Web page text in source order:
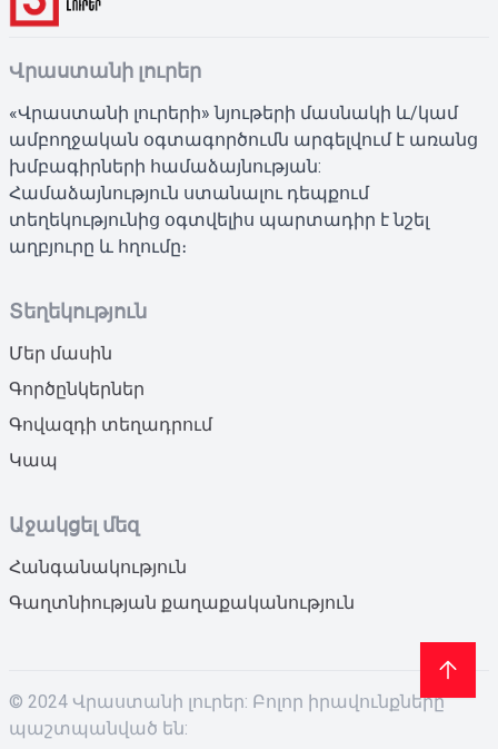
Վրաստանի լուրեր
«Վրաստանի լուրերի» նյութերի մասնակի և/կամ
ամբողջական օգտագործումն արգելվում է առանց
խմբագիրների համաձայնության:
Համաձայնություն ստանալու դեպքում
տեղեկությունից օգտվելիս պարտադիր է նշել
աղբյուրը և հղումը։
Տեղեկություն
Մեր մասին
Գործընկերներ
Գովազդի տեղադրում
Կապ
Աջակցել մեզ
Հանգանակություն
Գաղտնիության քաղաքականություն
© 2024 Վրաստանի լուրեր: Բոլոր իրավունքները
պաշտպանված են: